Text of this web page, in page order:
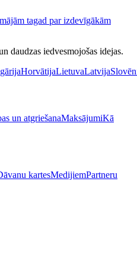
tagad par izdevīgākām
daudzas iedvesmojošas idejas.
HorvātijaLietuvaLatvija
un atgriešanaMaksājumiKā
kartesMedijiemPartneru